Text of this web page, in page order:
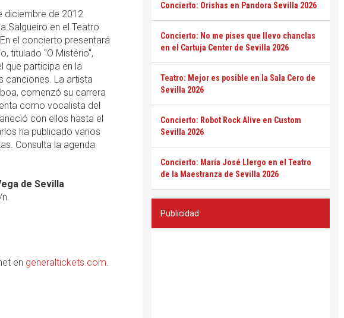
diciembre de 2012
Salgueiro en el Teatro
el concierto presentará
titulado "O Mistério",
que participa en la
canciones. La artista
comenzó su carrera
como vocalista del
con ellos hasta el
ha publicado varios
Consulta la agenda
de Sevilla
en generaltickets.com.
Concierto: Orishas en Pandora Sevilla 2026
Concierto: No me pises que llevo chanclas
en el Cartuja Center de Sevilla 2026
Teatro: Mejor es posible en la Sala Cero de
Sevilla 2026
Concierto: Robot Rock Alive en Custom
Sevilla 2026
Concierto: María José Llergo en el Teatro
de la Maestranza de Sevilla 2026
Publicidad